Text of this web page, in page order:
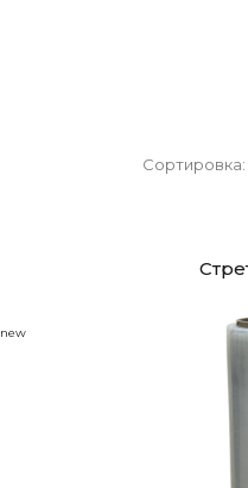
Сортировка:
new